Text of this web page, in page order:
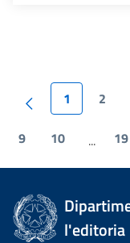
1 2
9 10 ... 19
l'editoria